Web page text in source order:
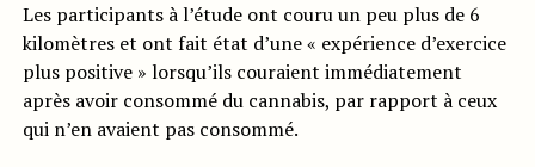
Les participants à l’étude ont couru un peu plus de 6
kilomètres et ont fait état d’une « expérience d’exercice
plus positive » lorsqu’ils couraient immédiatement
après avoir consommé du cannabis, par rapport à ceux
qui n’en avaient pas consommé.